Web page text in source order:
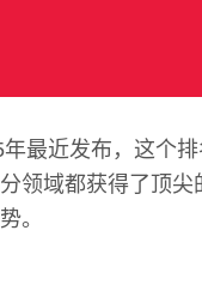
最近发布，这个
领域都获得了顶
。